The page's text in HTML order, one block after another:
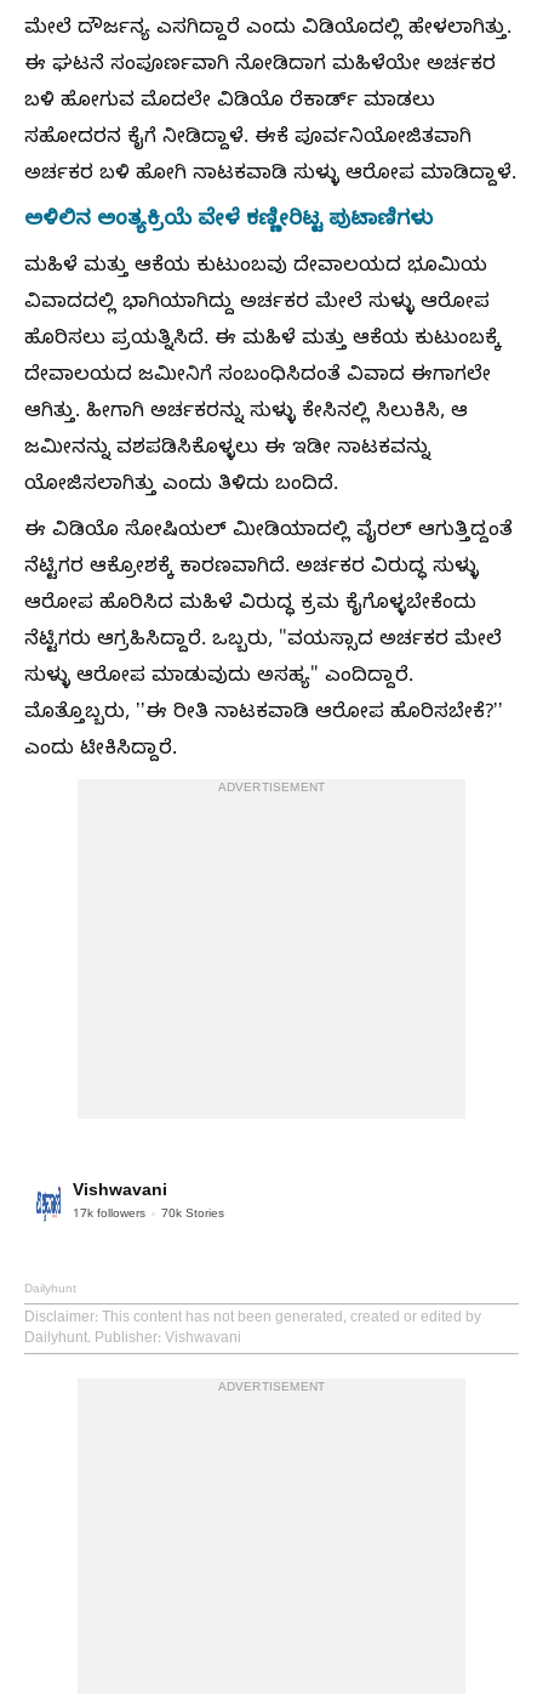
ಮೇಲೆ ದೌರ್ಜನ್ಯ ಎಸಗಿದ್ದಾರೆ ಎಂದು ವಿಡಿಯೊದಲ್ಲಿ ಹೇಳಲಾಗಿತ್ತು.
ಈ ಘಟನೆ ಸಂಪೂರ್ಣವಾಗಿ ನೋಡಿದಾಗ ಮಹಿಳೆಯೇ ಅರ್ಚಕರ
ಬಳಿ ಹೋಗುವ ಮೊದಲೇ ವಿಡಿಯೊ ರೆಕಾರ್ಡ್ ಮಾಡಲು
ಸಹೋದರನ ಕೈಗೆ ನೀಡಿದ್ದಾಳೆ. ಈಕೆ ಪೂರ್ವನಿಯೋಜಿತವಾಗಿ
ಅರ್ಚಕರ ಬಳಿ ಹೋಗಿ ನಾಟಕವಾಡಿ ಸುಳ್ಳು ಆರೋಪ ಮಾಡಿದ್ದಾಳೆ.
ಅಳಿಲಿನ ಅಂತ್ಯಕ್ರಿಯೆ ವೇಳೆ ಕಣ್ಣೀರಿಟ್ಟ ಪುಟಾಣಿಗಳು
​ಮಹಿಳೆ ಮತ್ತು ಆಕೆಯ ಕುಟುಂಬವು ದೇವಾಲಯದ ಭೂಮಿಯ
ವಿವಾದದಲ್ಲಿ ಭಾಗಿಯಾಗಿದ್ದು ಅರ್ಚಕರ ಮೇಲೆ ಸುಳ್ಳು ಆರೋಪ
ಹೊರಿಸಲು ಪ್ರಯತ್ನಿಸಿದೆ‌. ಈ ಮಹಿಳೆ ಮತ್ತು ಆಕೆಯ ಕುಟುಂಬಕ್ಕೆ
ದೇವಾಲಯದ ಜಮೀನಿಗೆ ಸಂಬಂಧಿಸಿದಂತೆ ವಿವಾದ ಈಗಾಗಲೇ
ಆಗಿತ್ತು. ಹೀಗಾಗಿ ಅರ್ಚಕರನ್ನು ಸುಳ್ಳು ಕೇಸಿನಲ್ಲಿ ಸಿಲುಕಿಸಿ, ಆ
ಜಮೀನನ್ನು ವಶಪಡಿಸಿಕೊಳ್ಳಲು ಈ ಇಡೀ ನಾಟಕವನ್ನು
ಯೋಜಿಸಲಾಗಿತ್ತು ಎಂದು ತಿಳಿದು ಬಂದಿದೆ.
​ಈ ವಿಡಿಯೊ ಸೋಷಿಯಲ್ ಮೀಡಿಯಾದಲ್ಲಿ ವೈರಲ್ ಆಗುತ್ತಿದ್ದಂತೆ
ನೆಟ್ಟಿಗರ ಆಕ್ರೋಶಕ್ಕೆ ಕಾರಣವಾಗಿದೆ. ಅರ್ಚಕರ ವಿರುದ್ಧ ಸುಳ್ಳು
ಆರೋಪ ಹೊರಿಸಿದ ಮಹಿಳೆ ವಿರುದ್ಧ ಕ್ರಮ ಕೈಗೊಳ್ಳಬೇಕೆಂದು
ನೆಟ್ಟಿಗರು ಆಗ್ರಹಿಸಿದ್ದಾರೆ. ಒಬ್ಬರು, "ವಯಸ್ಸಾದ ಅರ್ಚಕರ ಮೇಲೆ
ಸುಳ್ಳು ಆರೋಪ ಮಾಡುವುದು ಅಸಹ್ಯ" ಎಂದಿದ್ದಾರೆ.
ಮೊತ್ತೊಬ್ಬರು, ʼʼಈ ರೀತಿ ನಾಟಕವಾಡಿ ಆರೋಪ ಹೊರಿಸಬೇಕೆ?ʼʼ
ಎಂದು ಟೀಕಿಸಿದ್ದಾರೆ.
ADVERTISEMENT
Vishwavani
17k followers 70k Stories
Dailyhunt
Disclaimer: This content has not been generated, created or edited by
Dailyhunt. Publisher: Vishwavani
ADVERTISEMENT